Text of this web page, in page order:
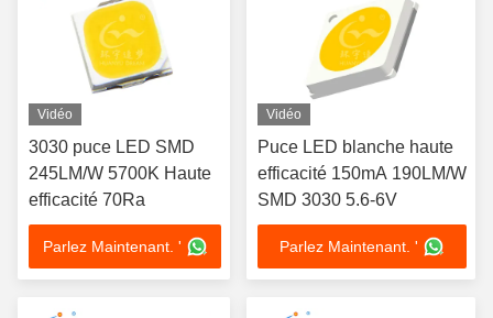
Vidéo
3030 puce LED SMD
245LM/W 5700K Haute
efficacité 70Ra
Parlez Maintenant. '
Vidéo
Puce LED blanche haute
efficacité 150mA 190LM/W
SMD 3030 5.6-6V
Parlez Maintenant. '